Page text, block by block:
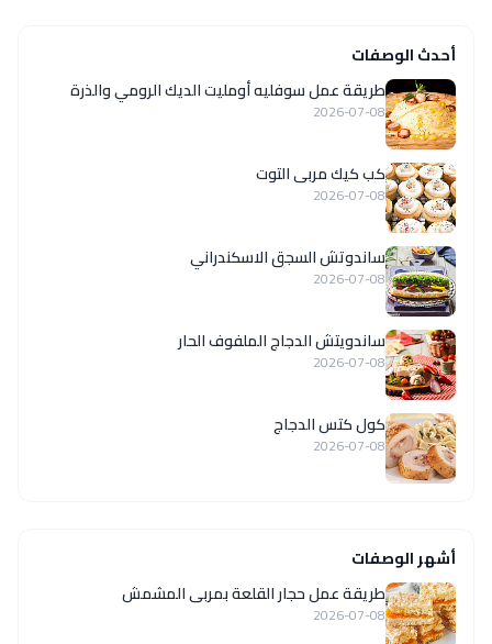
أحدث الوصفات
طريقة عمل سوفليه أومليت الديك الرومي والذرة
2026-07-08
كب كيك مربى التوت
2026-07-08
ساندوتش السجق الاسكندراني
2026-07-08
ساندويتش الدجاج الملفوف الحار
2026-07-08
كول كتس الدجاج
2026-07-08
أشهر الوصفات
طريقة عمل حجار القلعة بمربى المشمش
2026-07-08